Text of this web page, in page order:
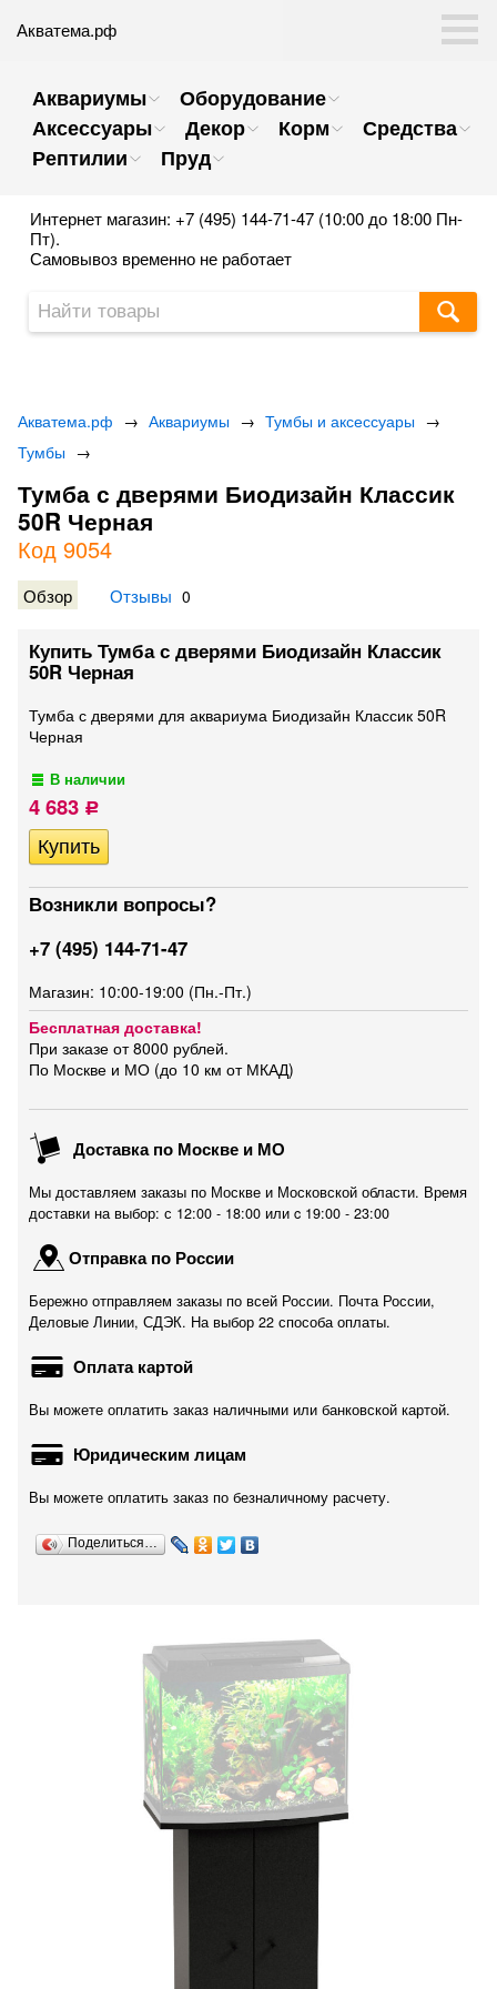
Акватема.рф
Аквариумы
Оборудование
Аксессуары
Декор Корм
Средства
Рептилии
Пруд
Интернет магазин: +7 (495) 144-71-47 (10:00 до 18:00 Пн-
Пт).
Самовывоз временно не работает
Акватема.рф → Аквариумы → Тумбы и аксессуары →
Тумбы →
Тумба с дверями Биодизайн Классик
50R Черная
Код 9054
Обзор Отзывы 0
Купить Тумба с дверями Биодизайн Классик
50R Черная
Тумба с дверями для аквариума Биодизайн Классик 50R
Черная
В наличии
4 683 Р
Возникли вопросы?
+7 (495) 144-71-47
Магазин: 10:00-19:00 (Пн.-Пт.)
Бесплатная доставка!
При заказе от 8000 рублей.
По Москве и МО (до 10 км от МКАД)
Доставка по Москве и МО
Мы доставляем заказы по Москве и Московской области. Время
доставки на выбор: с 12:00 - 18:00 или c 19:00 - 23:00
Отправка по России
Бережно отправляем заказы по всей России. Почта России,
Деловые Линии, СДЭК. На выбор 22 способа оплаты.
Оплата картой
Вы можете оплатить заказ наличными или банковской картой.
Юридическим лицам
Вы можете оплатить заказ по безналичному расчету.
Поделиться…